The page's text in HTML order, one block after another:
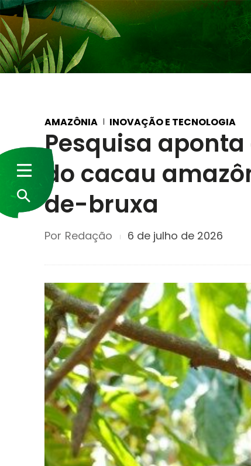
AMAZÔNIA INOVAÇÃO E TECNOLOGIA
Pesquisa
do cacau
de-bruxa
Por Redação 6 de julho de 2026